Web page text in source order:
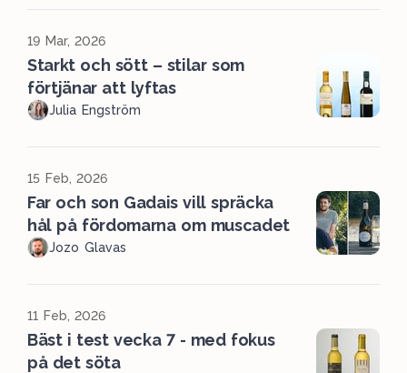
19 Mar, 2026
Starkt och sött – stilar som
förtjänar att lyftas
Julia Engström
15 Feb, 2026
Far och son Gadais vill spräcka
hål på fördomarna om muscadet
Jozo Glavas
11 Feb, 2026
Bäst i test vecka 7 - med fokus
på det söta